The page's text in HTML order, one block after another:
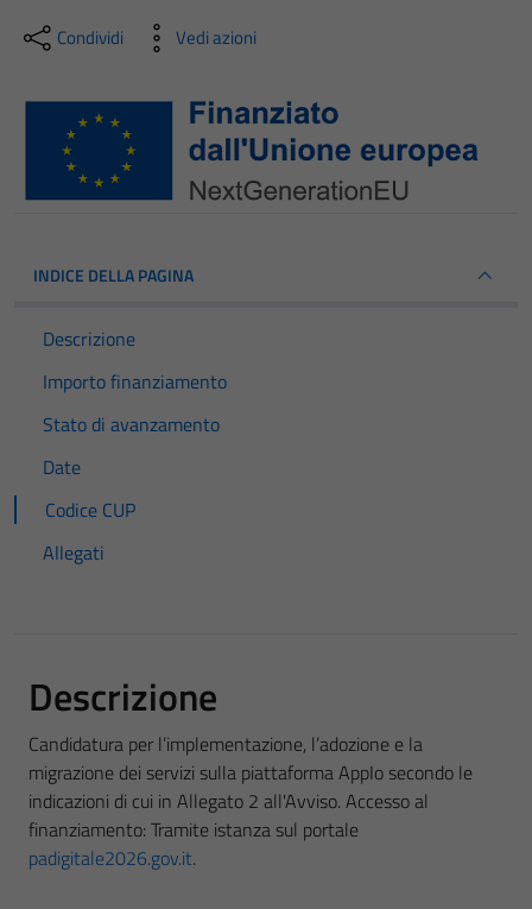
Condividi Vedi azioni
INDICE DELLA PAGINA
Descrizione
Importo finanziamento
Stato di avanzamento
Date
Codice CUP
Allegati
Descrizione
Candidatura per l’implementazione, l’adozione e la
migrazione dei servizi sulla piattaforma AppIo secondo le
indicazioni di cui in Allegato 2 all'Avviso. Accesso al
finanziamento: Tramite istanza sul portale
padigitale2026.gov.it.